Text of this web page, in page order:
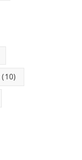
(10)